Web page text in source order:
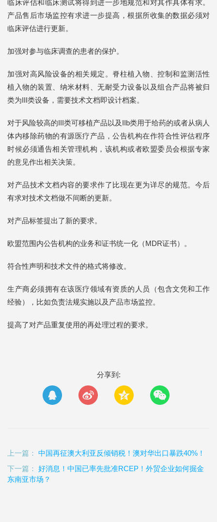
临床评估和临床测试将得到进一步地规范和对其作具体有求。
产品售后市场监控有求进一步提高，根据所收集的数据必须对
临床评估进行更新。
加强对参与临床调查的患者的保护。
加强对高风险设备的相关规定。脊柱植入物、控制和监测活性
植入物的装置、纳米材料、无耐受力设备以及组合产品将被归
类为III类设备，需要技术文档即设计档案。
对于风险较高的III类可移植产品以及IIb类用于给药的或者从病人
体内移除药物的有源医疗产品，公告机构在作符合性评估程序
时候必须通告相关管理机构，该机构或者欧盟委员会根据专家
的意见作出相关决策。
对产品技术文档内容的要求作了比现在更为详尽的规范。今后
有求对技术文档做不间断的更新。
对产品标签提出了新的要求。
欧盟范围内公告机构的业务和证书统一化（MDR证书）。
符合性声明和技术文件的格式将修改。
生产商必须拥有在该医疗领域有资质的人员（包含文凭和工作
经验），比如负责法规实施以及产品市场监控。
提高了对产品重复使用的再处理过程的要求。
分享到:
上一篇： 中国再征澳大利亚反倾销税！澳对华出口暴跌40%！
下一篇： 好消息！中国已率先批准RCEP！外贸企业如何掘金
东南亚市场？